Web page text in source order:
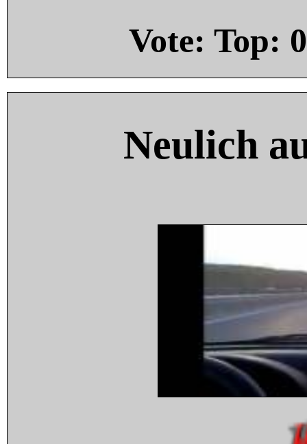
Vote: Top: 0
Neulich